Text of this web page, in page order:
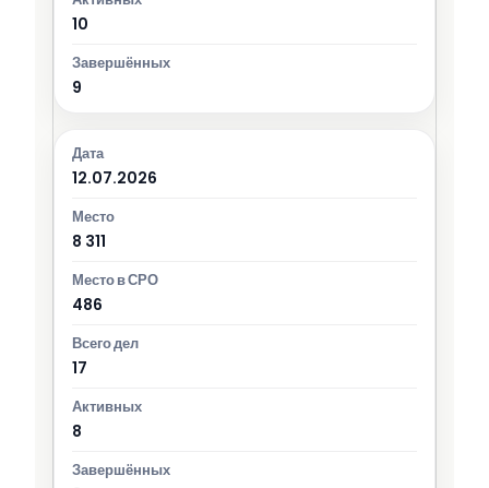
10
9
12.07.2026
8 311
486
17
8